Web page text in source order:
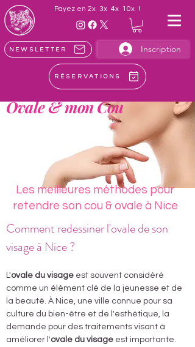
Payez en 2x 3x 4x 10x !
Newsletter Inscription
Réservations
Retendre mon
Ovale & mon Cou
Les meilleures méthodes pour
retendre son cou & ovale à Nice
Comment redessiner l'ovale de son
visage à Nice ?
L'ovale du visage est souvent considéré
comme un élément clé de la jeunesse et de
la beauté. À Nice, une ville connue pour sa
culture du bien-être et de l'esthétique, la
demande pour des traitements visant à
améliorer l'ovale du visage est importante.